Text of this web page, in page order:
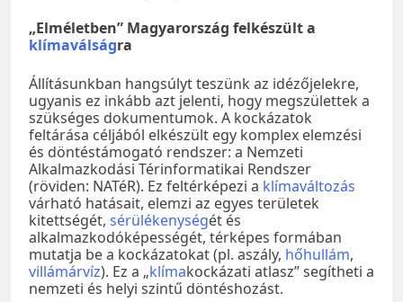
„Elméletben” Magyarország felkészült a
klímaválságra
Állításunkban hangsúlyt teszünk az idézőjelekre,
ugyanis ez inkább azt jelenti, hogy megszülettek a
szükséges dokumentumok. A kockázatok
feltárása céljából elkészült egy komplex elemzési
és döntéstámogató rendszer: a Nemzeti
Alkalmazkodási Térinformatikai Rendszer
(röviden: NATéR). Ez feltérképezi a klímaváltozás
várható hatásait, elemzi az egyes területek
kitettségét, sérülékenységét és
alkalmazkodóképességét, térképes formában
mutatja be a kockázatokat (pl. aszály, hőhullám,
villámárvíz). Ez a „klímakockázati atlasz” segítheti a
nemzeti és helyi szintű döntéshozást.